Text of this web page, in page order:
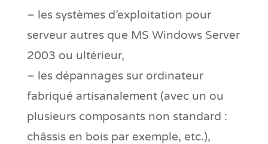
– les systèmes d’exploitation pour
serveur autres que MS Windows Server
2003 ou ultérieur,
– les dépannages sur ordinateur
fabriqué artisanalement (avec un ou
plusieurs composants non standard :
châssis en bois par exemple, etc.),